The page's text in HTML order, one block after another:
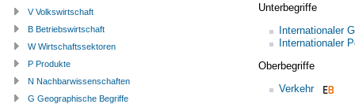
Unterbegriffe
Internationaler
Internationaler
Oberbegriffe
Verkehr
V Volkswirtschaft
B Betriebswirtschaft
W Wirtschaftssektoren
P Produkte
N Nachbarwissenschaften
G Geographische Begriffe